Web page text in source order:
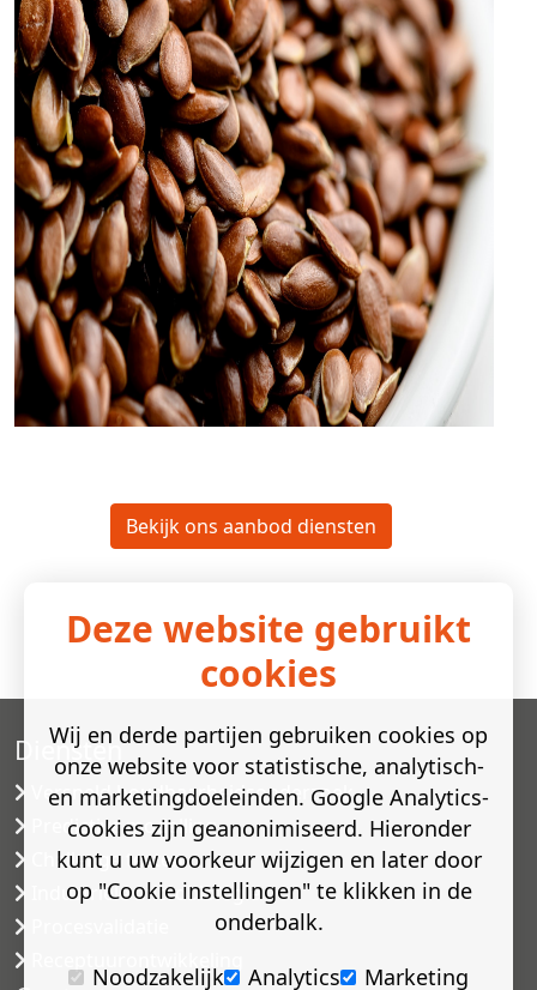
Bekijk ons aanbod diensten
Diensten
Versneld houdbaarheidsonderzoek
Predictive modelling
Challenge testen
Industriële microbiologie
Deze website gebruikt
cookies
Wij en derde partijen gebruiken cookies op
onze website voor statistische, analytisch-
en marketingdoeleinden. Google Analytics-
cookies zijn geanonimiseerd. Hieronder
kunt u uw voorkeur wijzigen en later door
op "Cookie instellingen" te klikken in de
onderbalk.
Noodzakelijk
Analytics Marketing